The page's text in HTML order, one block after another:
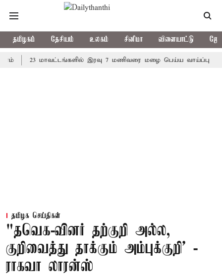
தமிழகம் தேசியம் உலகம் சினிமா விளையாட்டு
23 மாவட்டங்களில் இரவு 7 மணிவரை மழை பெய்ய வாய்ப்பு
தமிழக செய்திகள்
"தவெக-வினர் தற்குறி அல்ல,
குறிவைத்து தாக்கும் அம்புக்குறி' -
ராகவா லாரன்ஸ்